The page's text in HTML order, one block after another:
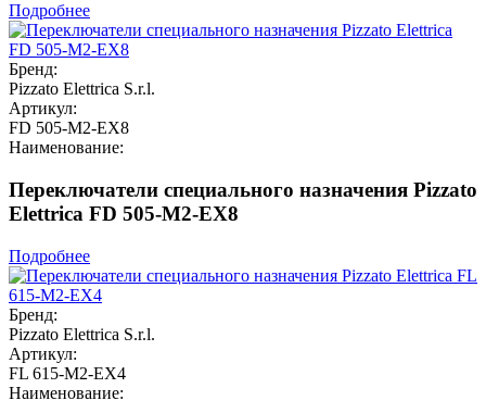
Подробнее
Бренд:
Pizzato Elettrica S.r.l.
Артикул:
FD 505-M2-EX8
Наименование:
Переключатели специального назначения Pizzato
Elettrica FD 505-M2-EX8
Подробнее
Бренд:
Pizzato Elettrica S.r.l.
Артикул:
FL 615-M2-EX4
Наименование: